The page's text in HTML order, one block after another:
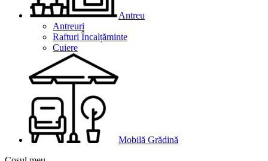
Antreu
Antreuri
Rafturi Încalțăminte
Cuiere
Mobilă Grădină